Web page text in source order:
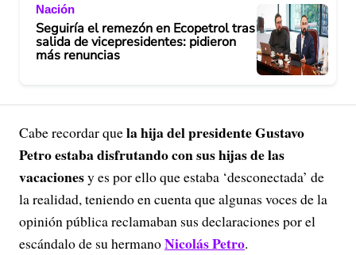
Nación
Seguiría el remezón en Ecopetrol tras
salida de vicepresidentes: pidieron
más renuncias
Cabe recordar quela hija del presidente Gustavo
Petro estaba disfrutando con sus hijas de las
vacacionesy es por ello que estaba ‘desconectada’ de
la realidad, teniendo en cuenta que algunas voces de la
opinión pública reclamaban sus declaraciones por el
escándalo de su hermanoNicolás Petro.